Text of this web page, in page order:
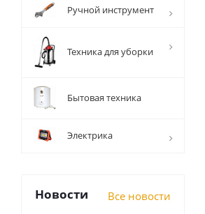
Ручной инструмент
Техника для уборки
Бытовая техника
Электрика
Новости Все новости